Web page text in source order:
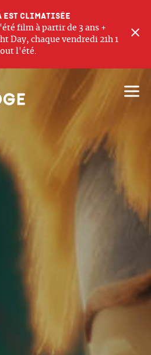
est climatisée
film à partir de 3 ans +
Day, chaque vendredi 21h 1
l'été.